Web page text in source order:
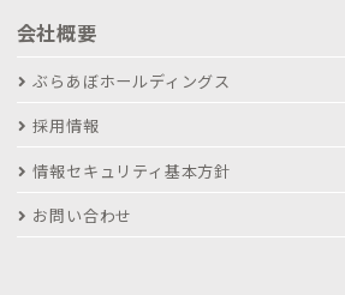
会社概要
ぶらあぼホールディングス
採用情報
情報セキュリティ基本方針
お問い合わせ